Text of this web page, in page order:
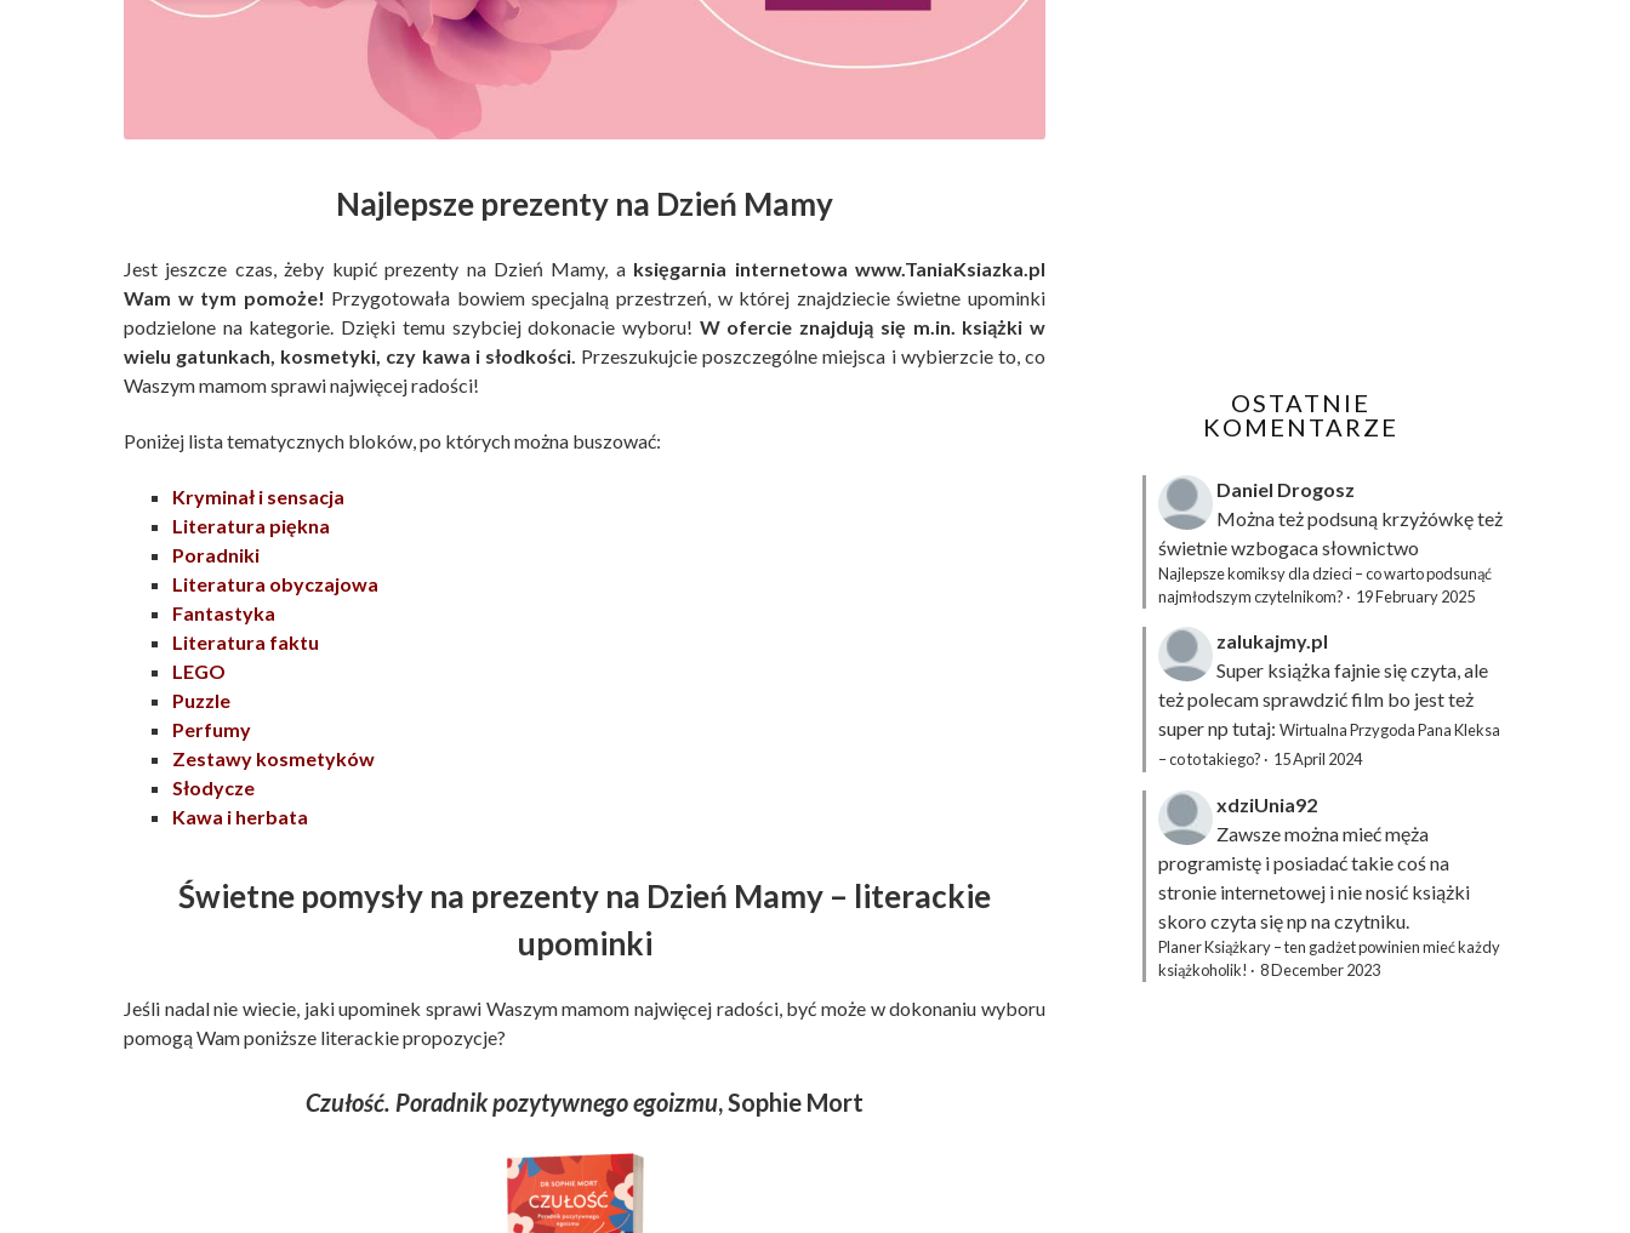
Najlepsze prezenty na Dzień Mamy
Jest jeszcze czas, żeby kupić prezenty na Dzień Mamy, a księgarnia internetowa www.TaniaKsiazka.pl
Wam w tym pomoże! Przygotowała bowiem specjalną przestrzeń, w której znajdziecie świetne upominki
podzielone na kategorie. Dzięki temu szybciej dokonacie wyboru! W ofercie znajdują się m.in. książki w
wielu gatunkach, kosmetyki, czy kawa i słodkości. Przeszukujcie poszczególne miejsca i wybierzcie to, co
Waszym mamom sprawi najwięcej radości!
Poniżej lista tematycznych bloków, po których można buszować:
Kryminał i sensacja
Literatura piękna
Poradniki
Literatura obyczajowa
Fantastyka
Literatura faktu
LEGO
Puzzle
Perfumy
Zestawy kosmetyków
Słodycze
Kawa i herbata
Świetne pomysły na prezenty na Dzień Mamy – literackie
upominki
Jeśli nadal nie wiecie, jaki upominek sprawi Waszym mamom najwięcej radości, być może w dokonaniu wyboru
pomogą Wam poniższe literackie propozycje?
Czułość. Poradnik pozytywnego egoizmu, Sophie Mort
OSTATNIE
KOMENTARZE
Daniel Drogosz
Można też podsuną krzyżówkęteż
świetnie wzbogaca słownictwo
Najlepsze komiksy dla dzieci – co warto podsunąć
najmłodszym czytelnikom? · 19 February 2025
zalukajmy.pl
Super książka fajnie się czyta, ale
też polecam sprawdzić film bo jest też
super np tutaj: Wirtualna Przygoda Pana Kleksa
– co to takiego? · 15 April 2024
xdziUnia92
Zawsze można mieć męża
programistę i posiadać takie coś na
stronie internetowej i nie nosić książki
skoro czyta się np na czytniku.
Planer Książkary – ten gadżet powinien mieć każdy
książkoholik! · 8 December 2023